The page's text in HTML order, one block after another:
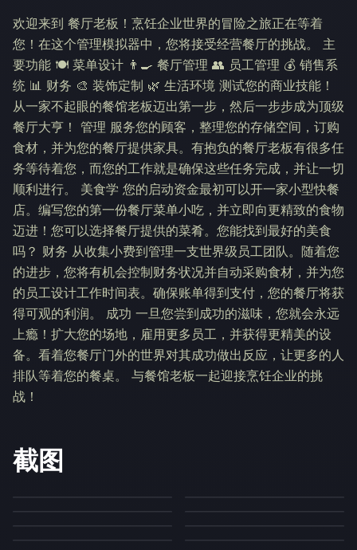
欢迎来到 餐厅老板！烹饪企业世界的冒险之旅正在等着
您！在这个管理模拟器中，您将接受经营餐厅的挑战。 主
要功能 🍽️ 菜单设计 👨‍🍳 餐厅管理 👥 员工管理 💰 销售系
统 📊 财务 🎨 装饰定制 🌿 生活环境 测试您的商业技能！
从一家不起眼的餐馆老板迈出第一步，然后一步步成为顶级
餐厅大亨！ 管理 服务您的顾客，整理您的存储空间，订购
食材，并为您的餐厅提供家具。有抱负的餐厅老板有很多任
务等待着您，而您的工作就是确保这些任务完成，并让一切
顺利进行。 美食学 您的启动资金最初可以开一家小型快餐
店。编写您的第一份餐厅菜单小吃，并立即向更精致的食物
迈进！您可以选择餐厅提供的菜肴。您能找到最好的美食
吗？ 财务 从收集小费到管理一支世界级员工团队。随着您
的进步，您将有机会控制财务状况并自动采购食材，并为您
的员工设计工作时间表。确保账单得到支付，您的餐厅将获
得可观的利润。 成功 一旦您尝到成功的滋味，您就会永远
上瘾！扩大您的场地，雇用更多员工，并获得更精美的设
备。看着您餐厅门外的世界对其成功做出反应，让更多的人
排队等着您的餐桌。 与餐馆老板一起迎接烹饪企业的挑
战！
截图